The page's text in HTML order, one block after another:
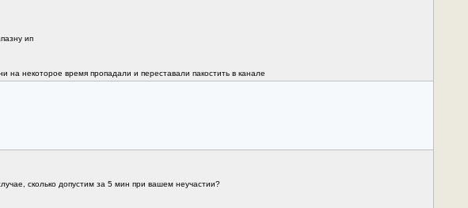
ип
некоторое время пропадали и переставали пакостить в канале
сколько допустим за 5 мин при вашем неучастии?